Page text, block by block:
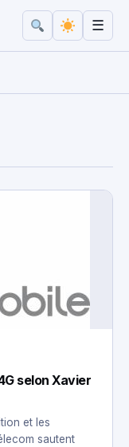
☰
selon Xavier
et les
sautent